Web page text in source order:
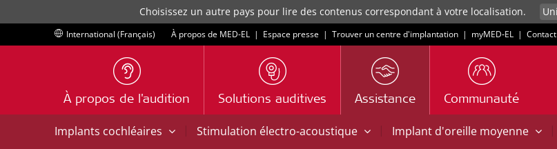
Choisissez un autre pays pour lire des contenus correspondant à votre localisation.
International (Français) À propos de MED-EL | Espace presse | Trouver un centre d'implantation | myMED‑EL | Contact
À propos de l'audition Solutions auditives Assistance Communauté
Implants cochléaires | Stimulation électro-acoustique | Implant d'oreille moyenne |